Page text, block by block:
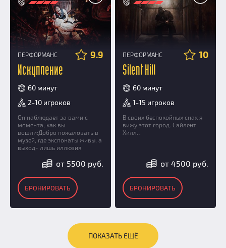
ПЕРФОРМАНС 9.9
Искупление
60 минут
2-10 игроков
Он наблюдает за вами с
момента, как вы
вошли:Добро пожаловать в
музей, где экспонаты живы, а
выход- лишь иллюзия
от 5500 руб.
БРОНИРОВАТЬ
ПЕРФОРМАНС 10
Silent Hill
60 минут
1-15 игроков
В своих беспокойных снах я
вижу этот город. Сайлент
Хилл…
от 4500 руб.
БРОНИРОВАТЬ
ПОКАЗАТЬ ЕЩЁ